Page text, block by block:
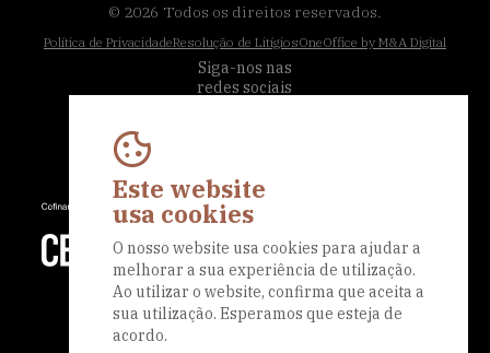
© 2026 Todos os direitos reservados.
Política de PrivacidadeResolução de LitígiosOneOffice by M&A Digital
Siga-nos nas
redes sociais
Este website
usa cookies
O nosso website usa cookies para ajudar a
melhorar a sua experiência de utilização.
Ao utilizar o website, confirma que aceita a
sua utilização. Esperamos que esteja de
acordo.